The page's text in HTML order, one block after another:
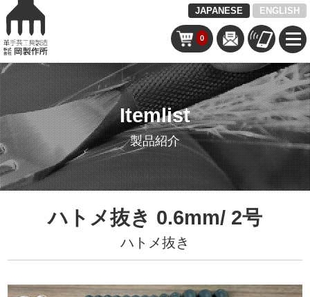
JAPANESE ENGLISH
0
Itemlist
製品紹介
ハトメ抜き 0.6mm/ 2号
ハトメ抜き